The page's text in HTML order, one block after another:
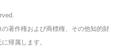
著作権および商標権、その他知的財
帰属します。